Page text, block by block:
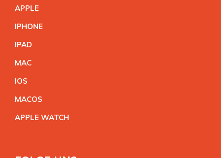
APPLE
IPHONE
IPAD
MAC
IOS
MACOS
APPLE WATCH